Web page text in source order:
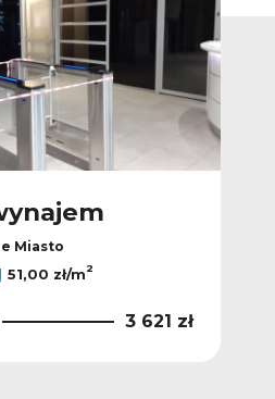
Miasto
51,00 zł/m2
3 621 zł